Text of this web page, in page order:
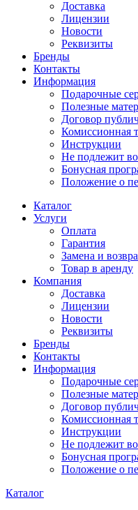
Доставка
Лицензии
Новости
Реквизиты
Бренды
Контакты
Информация
Подарочные
Полезные
Договор
Комиссионная
Инструкции
Не подлежит
Бонусная
Положение о
Каталог
Услуги
Оплата
Гарантия
Замена и
Товар в аренду
Компания
Доставка
Лицензии
Новости
Реквизиты
Бренды
Контакты
Информация
Подарочные
Полезные
Договор
Комиссионная
Инструкции
Не подлежит
Бонусная
Положение о
Каталог